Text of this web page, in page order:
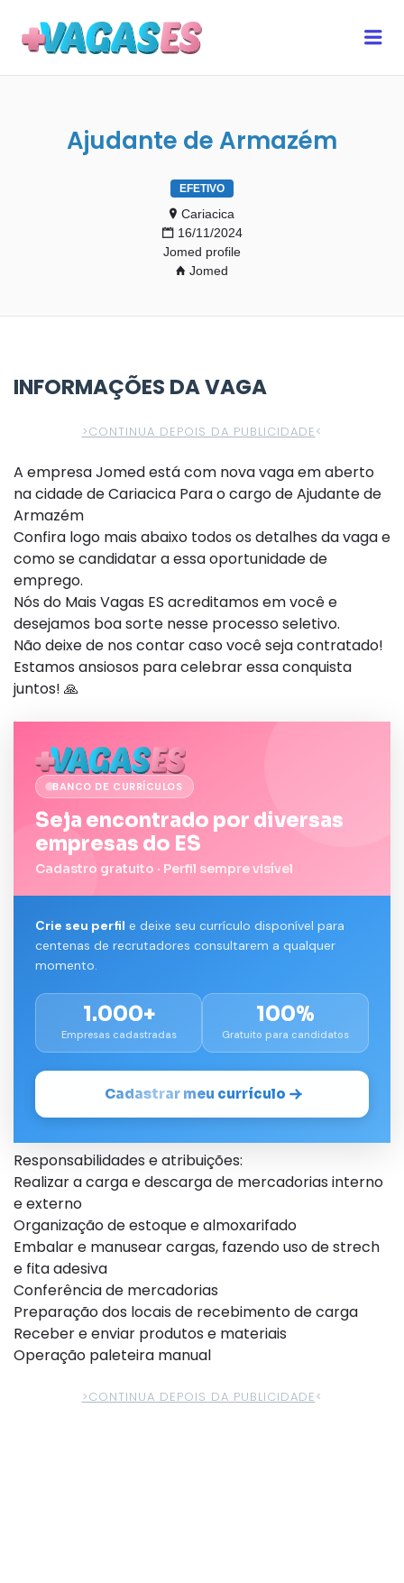
Ajudante de Armazém
EFETIVO
Cariacica
16/11/2024
Jomed profile
Jomed
INFORMAÇÕES DA VAGA
>CONTINUA DEPOIS DA PUBLICIDADE<
A empresa Jomed está com nova vaga em aberto
na cidade de Cariacica Para o cargo de Ajudante de
Armazém
Confira logo mais abaixo todos os detalhes da vaga e
como se candidatar a essa oportunidade de
emprego.
Nós do Mais Vagas ES acreditamos em você e
desejamos boa sorte nesse processo seletivo.
Não deixe de nos contar caso você seja contratado!
Estamos ansiosos para celebrar essa conquista
juntos! 🙏
BANCO DE CURRÍCULOS
Seja encontrado por diversas
empresas do ES
Cadastro gratuito · Perfil sempre visível
Crie seu perfil e deixe seu currículo disponível para
centenas de recrutadores consultarem a qualquer
momento.
1.000+
Empresas cadastradas
100%
Gratuito para candidatos
Cadastrar meu currículo
Responsabilidades e atribuições:
Realizar a carga e descarga de mercadorias interno
e externo
Organização de estoque e almoxarifado
Embalar e manusear cargas, fazendo uso de strech
e fita adesiva
Conferência de mercadorias
Preparação dos locais de recebimento de carga
Receber e enviar produtos e materiais
Operação paleteira manual
>CONTINUA DEPOIS DA PUBLICIDADE<